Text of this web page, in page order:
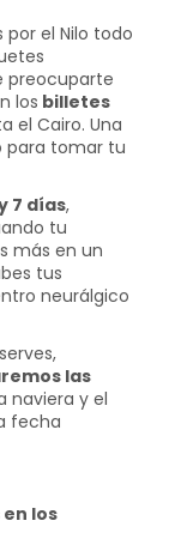
por el Nilo todo
preocuparte
los billetes
el Cairo. Una
para tomar tu
7 días,
tu
más en un
tus
neurálgico
las
naviera y el
fecha
los